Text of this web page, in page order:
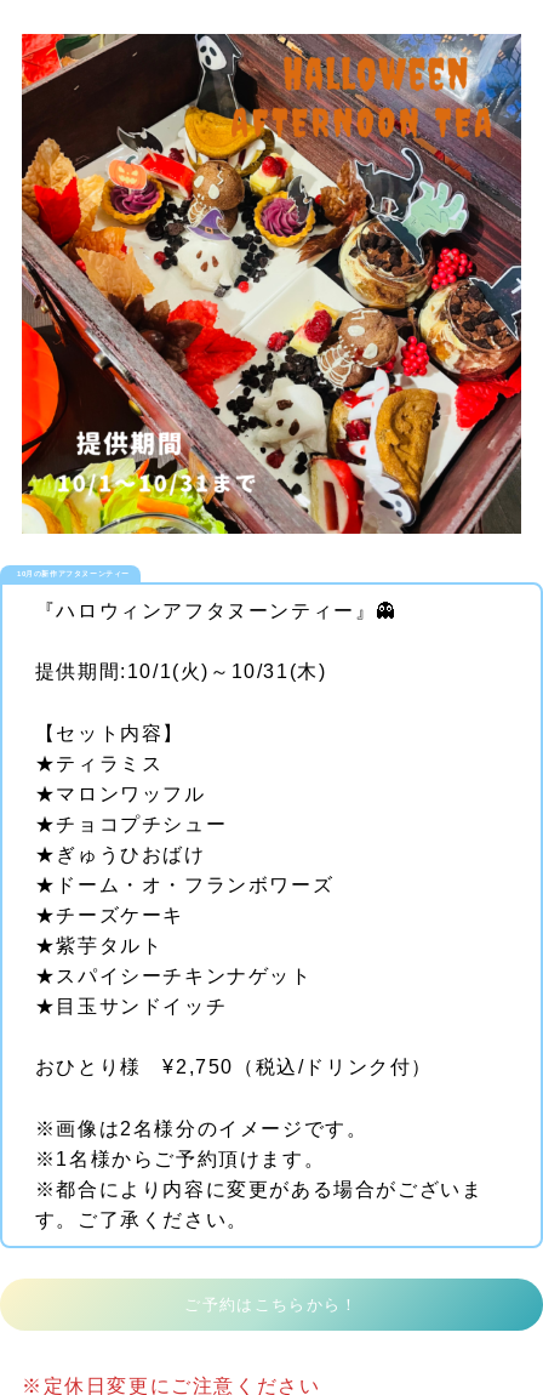
10月の新作アフタヌーンティー
『ハロウィンアフタヌーンティー』👻
提供期間:10/1(火)～10/31(木)
【セット内容】
★ティラミス
★マロンワッフル
★チョコプチシュー
★ぎゅうひおばけ
★ドーム・オ・フランボワーズ
★チーズケーキ
★紫芋タルト
★スパイシーチキンナゲット
★目玉サンドイッチ
おひとり様 ¥2,750（税込/ドリンク付）
※画像は2名様分のイメージです。
※1名様からご予約頂けます。
※都合により内容に変更がある場合がございま
す。ご了承ください。
ご予約はこちらから！
※定休日変更にご注意ください